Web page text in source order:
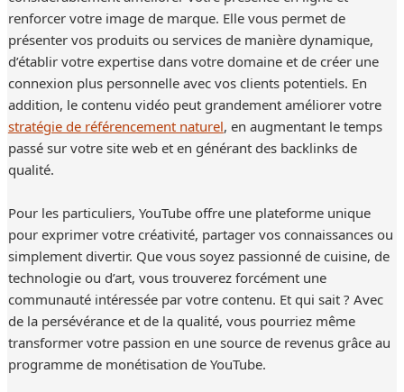
renforcer votre image de marque. Elle vous permet de
présenter vos produits ou services de manière dynamique,
d’établir votre expertise dans votre domaine et de créer une
connexion plus personnelle avec vos clients potentiels. En
addition, le contenu vidéo peut grandement améliorer votre
stratégie de référencement naturel, en augmentant le temps
passé sur votre site web et en générant des backlinks de
qualité.
Pour les particuliers, YouTube offre une plateforme unique
pour exprimer votre créativité, partager vos connaissances ou
simplement divertir. Que vous soyez passionné de cuisine, de
technologie ou d’art, vous trouverez forcément une
communauté intéressée par votre contenu. Et qui sait ? Avec
de la persévérance et de la qualité, vous pourriez même
transformer votre passion en une source de revenus grâce au
programme de monétisation de YouTube.